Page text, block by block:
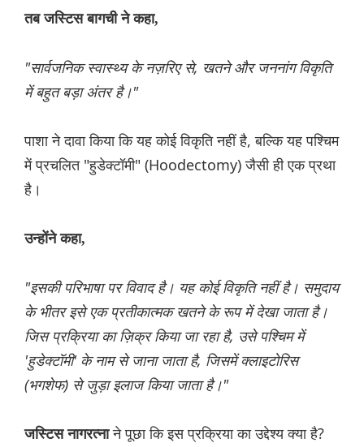
तब जस्टिस बागची ने कहा,
"सार्वजनिक स्वास्थ्य के नज़रिए से, खतने और जननांग विकृति
में बहुत बड़ा अंतर है।"
पाशा ने दावा किया कि यह कोई विकृति नहीं है, बल्कि यह पश्चिम
में प्रचलित "हुडेक्टॉमी" (Hoodectomy) जैसी ही एक प्रथा
है।
उन्होंने कहा,
"इसकी परिभाषा पर विवाद है। यह कोई विकृति नहीं है। समुदाय
के भीतर इसे एक प्रतीकात्मक खतने के रूप में देखा जाता है।
जिस प्रक्रिया का ज़िक्र किया जा रहा है, उसे पश्चिम में
'हुडेक्टॉमी' के नाम से जाना जाता है, जिसमें क्लाइटोरिस
(भगशेफ) से जुड़ा इलाज किया जाता है।"
जस्टिस नागरत्नाने पूछा कि इस प्रक्रिया का उद्देश्य क्या है?